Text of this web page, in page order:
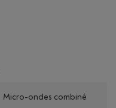
Micro-ondes combiné